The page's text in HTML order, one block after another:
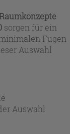
sorgen für ein
Fugen
Auswahl
in
Beton mit
wirken
–
Auswahl